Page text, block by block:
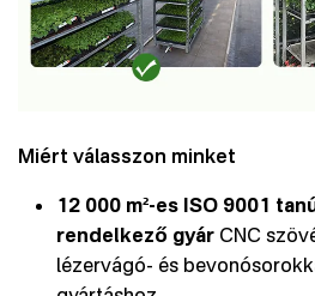
Miért válasszon minket
12 000 m²-es ISO 9001
rendelkező gyár CNC
lézervágó- és